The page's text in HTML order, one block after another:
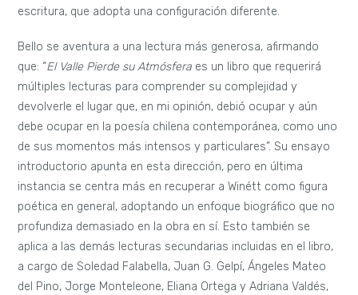
escritura, que adopta una configuración diferente.
Bello se aventura a una lectura más generosa, afirmando
que: “El Valle Pierde su Atmósfera es un libro que requerirá
múltiples lecturas para comprender su complejidad y
devolverle el lugar que, en mi opinión, debió ocupar y aún
debe ocupar en la poesía chilena contemporánea, como uno
de sus momentos más intensos y particulares”. Su ensayo
introductorio apunta en esta dirección, pero en última
instancia se centra más en recuperar a Winétt como figura
poética en general, adoptando un enfoque biográfico que no
profundiza demasiado en la obra en sí. Esto también se
aplica a las demás lecturas secundarias incluidas en el libro,
a cargo de Soledad Falabella, Juan G. Gelpí, Ángeles Mateo
del Pino, Jorge Monteleone, Eliana Ortega y Adriana Valdés,